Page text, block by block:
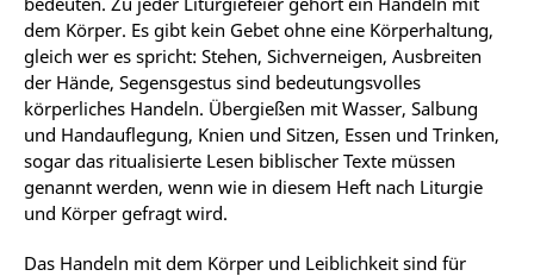
dem Körper. Es gibt kein Gebet ohne eine Körperhaltung,
gleich wer es spricht: Stehen, Sichverneigen, Ausbreiten
der Hände, Segensgestus sind bedeutungsvolles
körperliches Handeln. Übergießen mit Wasser, Salbung
und Handauflegung, Knien und Sitzen, Essen und Trinken,
sogar das ritualisierte Lesen biblischer Texte müssen
genannt werden, wenn wie in diesem Heft nach Liturgie
und Körper gefragt wird.
Das Handeln mit dem Körper und Leiblichkeit sind für